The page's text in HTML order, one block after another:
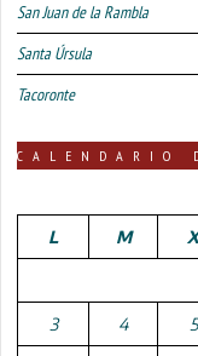
San Juan de la Rambla
Santa Úrsula
Tacoronte
CALENDARIO
L
M
3 4 5